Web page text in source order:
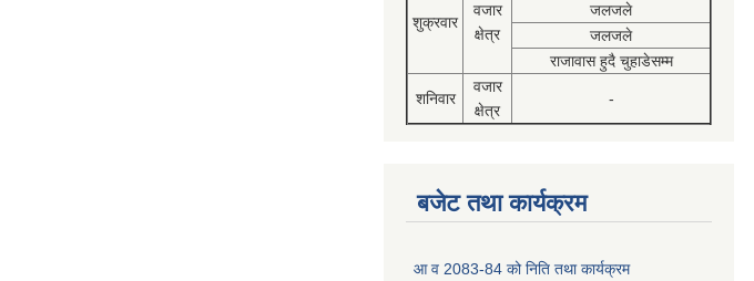
शुक्रवार
वजार
क्षेत्र
जलजले
जलजले
राजावास हुदै चुहाडेसम्म
शनिवार
वजार
क्षेत्र
-
बजेट तथा कार्यक्रम
आ व 2083-84 को निति तथा कार्यक्रम